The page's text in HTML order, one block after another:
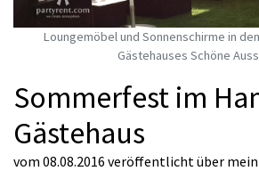
Loungemöbel und Sonnenschirme in
Gästehauses Schöne
Sommerfest im
Gästehaus
vom 08.08.2016 veröffentlicht über